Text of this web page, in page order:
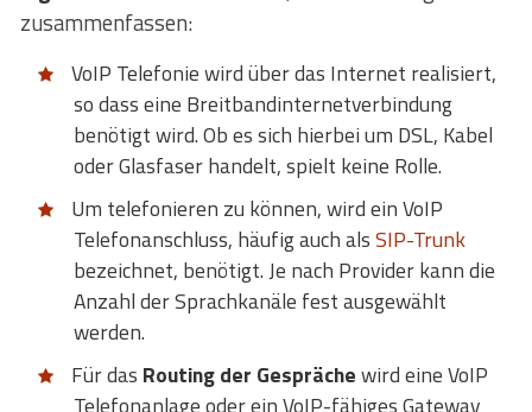
zusammenfassen:
VoIP Telefonie wird über das Internet realisiert,
so dass eine Breitbandinternetverbindung
benötigt wird. Ob es sich hierbei um DSL, Kabel
oder Glasfaser handelt, spielt keine Rolle.
Um telefonieren zu können, wird ein VoIP
Telefonanschluss, häufig auch alsSIP-Trunk
bezeichnet, benötigt. Je nach Provider kann die
Anzahl der Sprachkanäle fest ausgewählt
werden.
Für das Routing der Gesprächewird eine VoIP
Telefonanlage oder ein VoIP-fähiges Gateway